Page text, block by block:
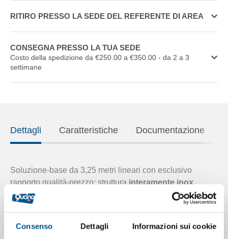
Consenso Dettagli Informazioni sui cookie
RITIRO PRESSO LA SEDE DEL REFERENTE DI AREA
CONSEGNA PRESSO LA TUA SEDE
Costo della spedizione da €250.00 a €350.00 - da 2 a 3
settimane
Dettagli Caratteristiche Documentazione
Soluzione-base da 3,25 metri lineari con esclusivo
rapporto qualità-prezzo: struttura interamente inox
equipaggiata con
che utilizza
gas naturale R290 (propano in ridotte quantità) per
consumi ed impatto ambientale, cassetti refrigerati con